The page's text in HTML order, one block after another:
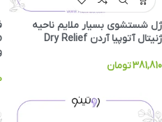
ژل شستشوی بسیار ملایم ناحیه
ژنیتال آتوپیا آردن Dry Relief
381,810تومان